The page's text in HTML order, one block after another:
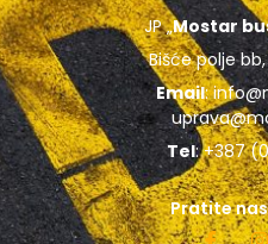
JP „Mostar
Bišće polje
Email:
Tel: +387
Pratite